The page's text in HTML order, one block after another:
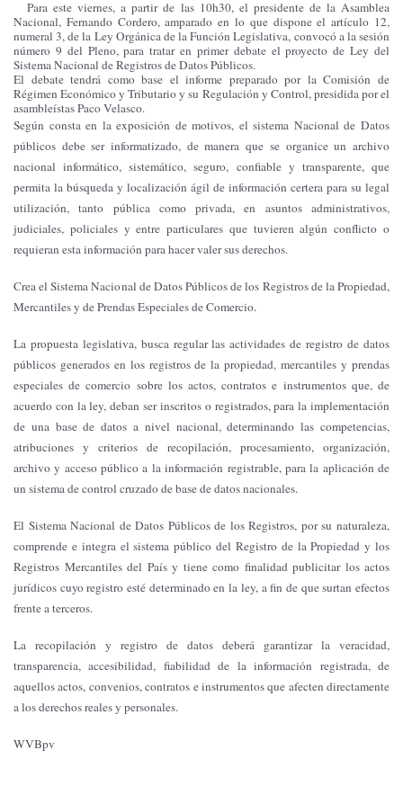
Para este viernes, a partir de las 10h30, el presidente de la Asamblea
Nacional, Fernando Cordero, amparado en lo que dispone el artículo 12,
numeral 3, de la Ley Orgánica de la Función Legislativa, convocó a la sesión
número 9 del Pleno, para tratar en primer debate el proyecto de Ley del
Sistema Nacional de Registros de Datos Públicos.
El debate tendrá como base el informe preparado por la Comisión de
Régimen Económico y Tributario y su Regulación y Control, presidida por el
asambleístas Paco Velasco.
Según consta en la exposición de motivos, el sistema Nacional de Datos
públicos debe ser informatizado, de manera que se organice un archivo
nacional informático, sistemático, seguro, confiable y transparente, que
permita la búsqueda y localización ágil de información certera para su legal
utilización, tanto pública como privada, en asuntos administrativos,
judiciales, policiales y entre particulares que tuvieren algún conflicto o
requieran esta información para hacer valer sus derechos.
Crea el Sistema Nacional de Datos Públicos de los Registros de la Propiedad,
Mercantiles y de Prendas Especiales de Comercio.
La propuesta legislativa, busca regular las actividades de registro de datos
públicos generados en los registros de la propiedad, mercantiles y prendas
especiales de comercio sobre los actos, contratos e instrumentos que, de
acuerdo con la ley, deban ser inscritos o registrados, para la implementación
de una base de datos a nivel nacional, determinando las competencias,
atribuciones y criterios de recopilación, procesamiento, organización,
archivo y acceso público a la información registrable, para la aplicación de
un sistema de control cruzado de base de datos nacionales.
El Sistema Nacional de Datos Públicos de los Registros, por su naturaleza,
comprende e integra el sistema público del Registro de la Propiedad y los
Registros Mercantiles del País y tiene como finalidad publicitar los actos
jurídicos cuyo registro esté determinado en la ley, a fin de que surtan efectos
frente a terceros.
La recopilación y registro de datos deberá garantizar la veracidad,
transparencia, accesibilidad, fiabilidad de la información registrada, de
aquellos actos, convenios, contratos e instrumentos que afecten directamente
a los derechos reales y personales.
WVBpv